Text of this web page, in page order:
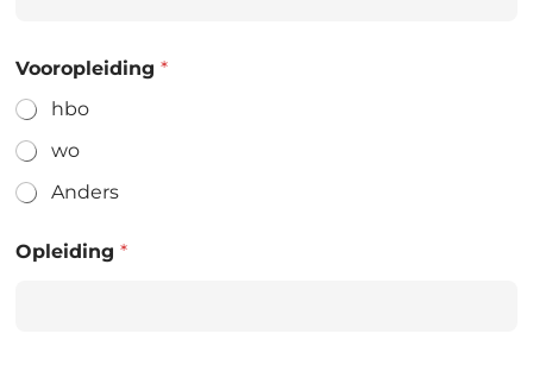
Vooropleiding *
hbo
wo
Anders
Opleiding *